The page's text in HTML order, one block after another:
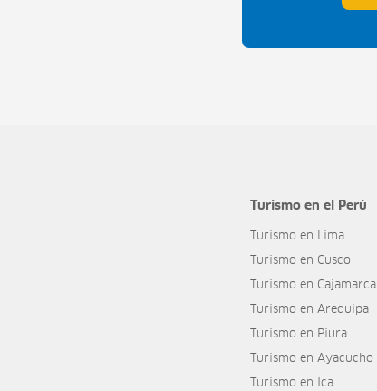
Turismo en el Perú
Turismo en Lima
Turismo en Cusco
Turismo en Cajamarca
Turismo en Arequipa
Turismo en Piura
Turismo en Ayacucho
Turismo en Ica